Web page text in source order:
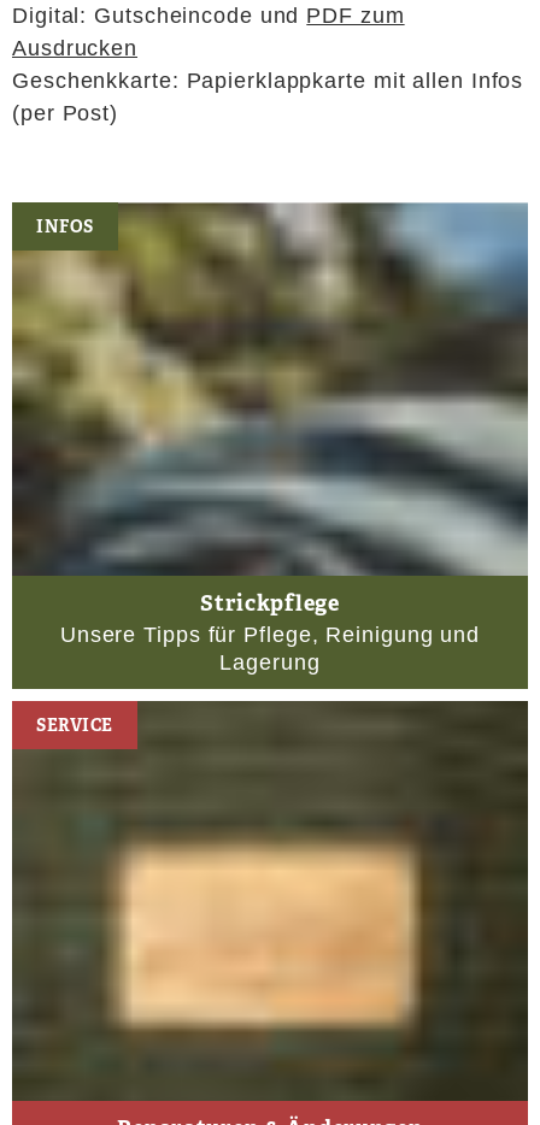
Digital: Gutscheincode und PDF zum
Ausdrucken
Geschenkkarte: Papierklappkarte mit allen Infos
(per Post)
Strickpflege
Unsere Tipps für Pflege, Reinigung und
Lagerung
INFOS
SERVICE